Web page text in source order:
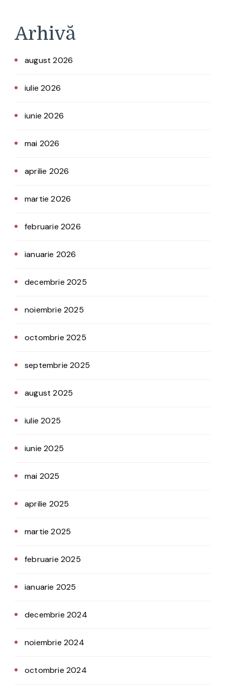
Arhivă
august 2026
iulie 2026
iunie 2026
mai 2026
aprilie 2026
martie 2026
februarie 2026
ianuarie 2026
decembrie 2025
noiembrie 2025
octombrie 2025
septembrie 2025
august 2025
iulie 2025
iunie 2025
mai 2025
aprilie 2025
martie 2025
februarie 2025
ianuarie 2025
decembrie 2024
noiembrie 2024
octombrie 2024